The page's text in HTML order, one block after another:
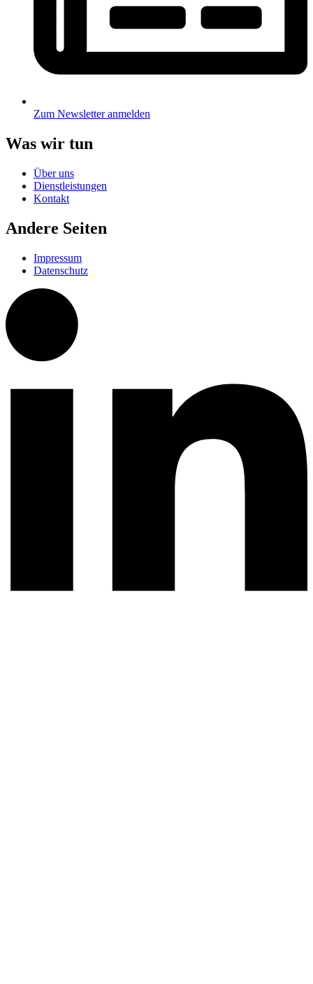
Zum Newsletter anmelden
Was wir tun
Über uns
Dienstleistungen
Kontakt
Andere Seiten
Impressum
Datenschutz